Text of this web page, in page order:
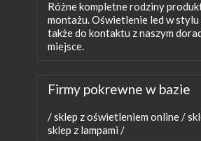
Różne kompletne rodziny
montażu. Oświetlenie led w stylu
także do kontaktu z naszym
miejsce.
Firmy pokrewne w bazie
/sklep z oświetleniem online /
sklep z lampami /